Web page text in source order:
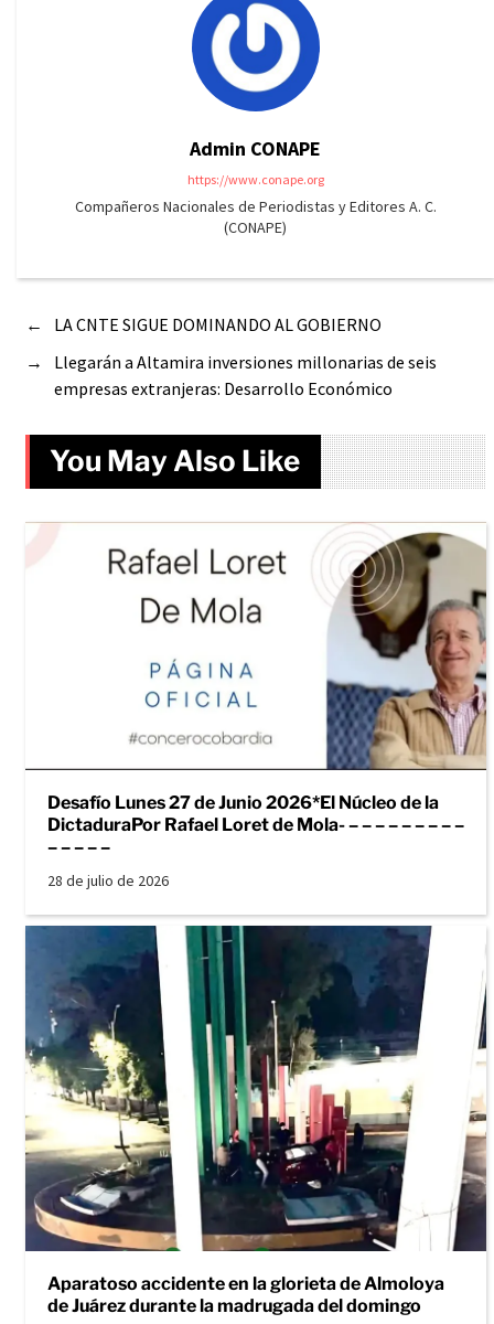
Admin CONAPE
https://www.conape.org
Compañeros Nacionales de Periodistas y Editores A. C.
(CONAPE)
←
LA CNTE SIGUE DOMINANDO AL GOBIERNO
→
Llegarán a Altamira inversiones millonarias de seis
empresas extranjeras: Desarrollo Económico
You May Also Like
Desafío Lunes 27 de Junio 2026*El Núcleo de la
DictaduraPor Rafael Loret de Mola- – – – – – – – – –
– – – – –
28 de julio de 2026
Aparatoso accidente en la glorieta de Almoloya
de Juárez durante la madrugada del domingo